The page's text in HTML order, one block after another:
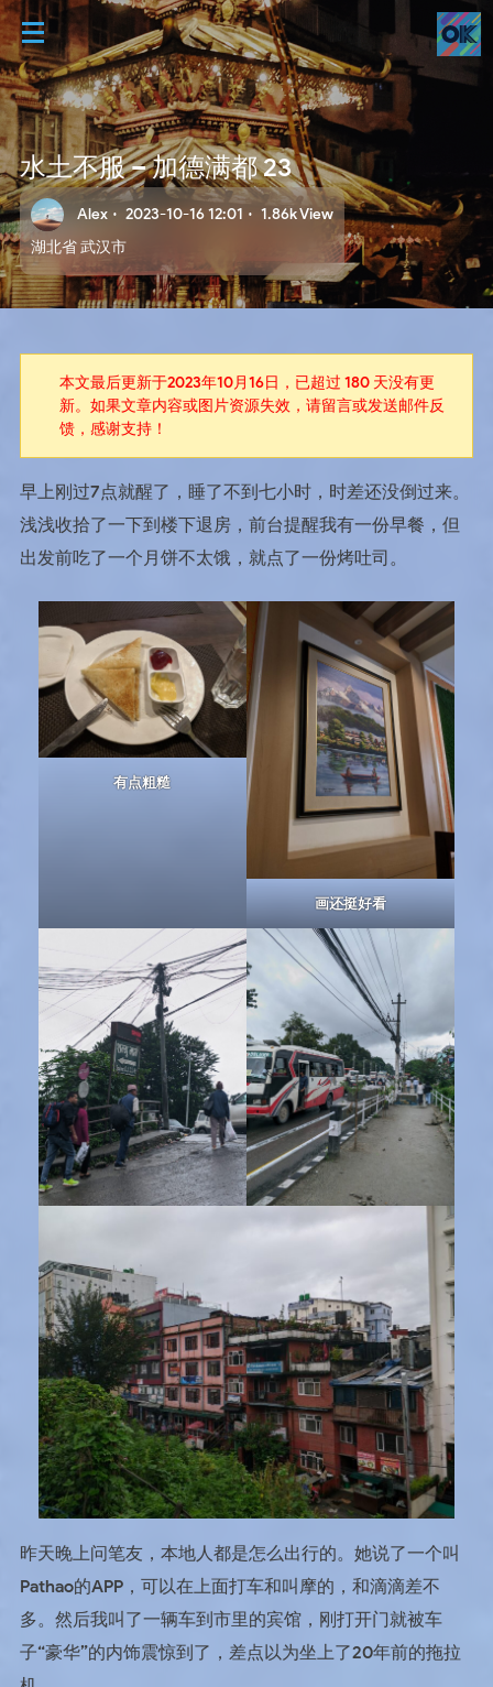
水土不服 – 加德满都 23
Alex · 2023-10-16 12:01 · 1.86k View
湖北省 武汉市
本文最后更新于2023年10月16日，已超过 180 天没有更
新。如果文章内容或图片资源失效，请留言或发送邮件反
馈，感谢支持！
早上刚过7点就醒了，睡了不到七小时，时差还没倒过来。
浅浅收拾了一下到楼下退房，前台提醒我有一份早餐，但
出发前吃了一个月饼不太饿，就点了一份烤吐司。
有点粗糙
画还挺好看
昨天晚上问笔友，本地人都是怎么出行的。她说了一个叫
Pathao的APP，可以在上面打车和叫摩的，和滴滴差不
多。然后我叫了一辆车到市里的宾馆，刚打开门就被车
子“豪华”的内饰震惊到了，差点以为坐上了20年前的拖拉